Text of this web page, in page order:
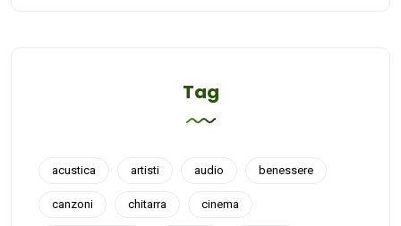
Tag
acustica artisti audio benessere
canzoni chitarra cinema